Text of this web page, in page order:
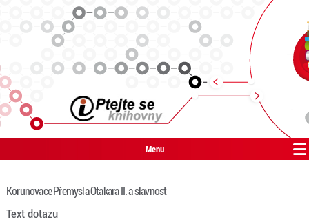
Menu
Korunovace Přemysla Otakara II. a slavnost
Text dotazu